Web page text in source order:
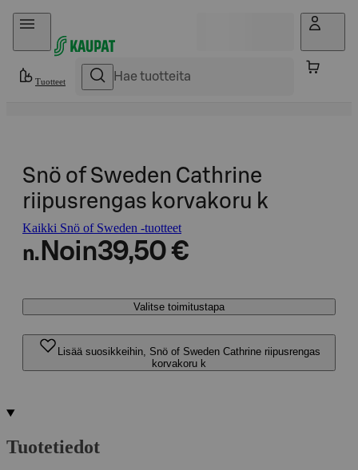
Hyppää sisältöön
Tuotteet
Snö of Sweden Cathrine
riipusrengas korvakoru k
Kaikki Snö of Sweden -tuotteet
n. Noin39,50 €
Valitse toimitustapa
Lisää suosikkeihin, Snö of Sweden Cathrine riipusrengas
korvakoru k
Tuotetiedot